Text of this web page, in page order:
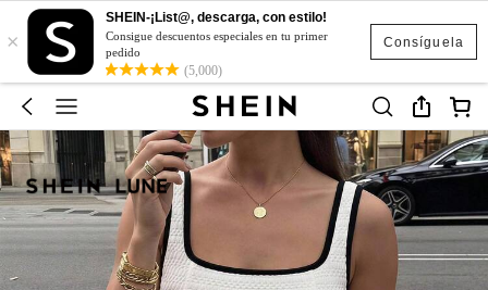
Consíguela
×
SHEIN-¡List@, descarga, con estilo!
Consigue descuentos especiales en tu primer
pedido
(5,000)